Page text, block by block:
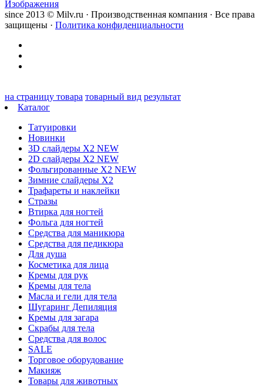
Изображения
since 2013 © Milv.ru · Производственная компания · Все права
защищены · Политика конфиденциальности
на страницу товара товарный вид результат
Каталог
Татуировки
Новинки
3D слайдеры X2 NEW
2D слайдеры X2 NEW
Фольгированные X2 NEW
Зимние слайдеры Х2
Трафареты и наклейки
Стразы
Втирка для ногтей
Фольга для ногтей
Средства для маникюра
Средства для педикюра
Для душа
Косметика для лица
Кремы для рук
Кремы для тела
Масла и гели для тела
Шугаринг Депиляция
Кремы для загара
Скрабы для тела
Средства для волос
SALE
Торговое оборудование
Макияж
Товары для животных